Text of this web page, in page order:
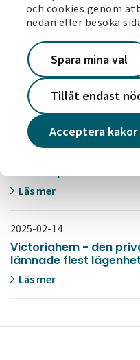
och cookies genom
nedan eller besöka
Acceptera kakor
Spara mina val
Tillåt endast
Ny rapport: Positiv
Läs mer
2025-06-04
Snart är det dags för
Läs mer
2025-03-03
1 872 solpaneler i
Läs mer
2025-02-14
Victoriahem - den
lämnade flest
Läs mer